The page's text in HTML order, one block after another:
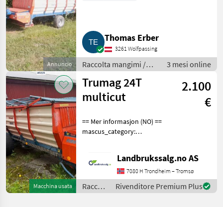
Annuncio
Thomas Erber
3261 Wolfpassing
Raccolta mangimi /
Autocaricanti
3 mesi online
Macchina usata
Trumag 24T
multicut
2.100
€
== Mer informasjon (NO) ==
mascus_category:
upon request: 9229 See
en.landbrukssalg.no/9229
for more images Specif
Landbrukssalg.no AS
7080 H Trondheim – Tromsø
Raccolta
mangimi
Rivenditore Premium Plus